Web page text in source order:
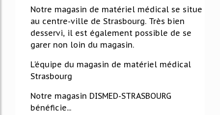
Notre magasin de matériel médical se situe
au centre-ville de Strasbourg. Très bien
desservi, il est également possible de se
garer non loin du magasin.
L'équipe du magasin de matériel médical
Strasbourg
Notre magasin DISMED-STRASBOURG
bénéficie...